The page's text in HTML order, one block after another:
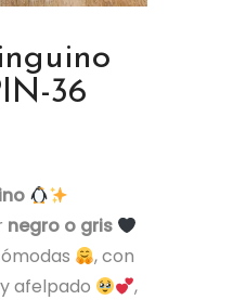
36
negro o gris
, con
afelpado
,